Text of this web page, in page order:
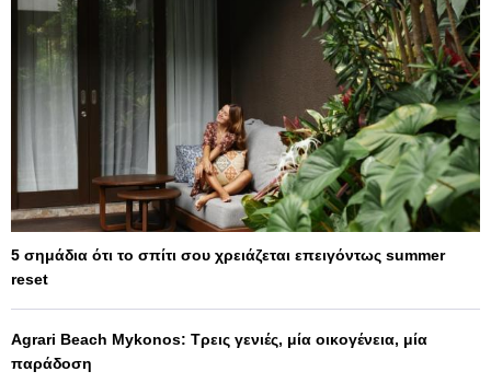
5 σημάδια ότι το σπίτι σου χρειάζεται επειγόντως summer
reset
Agrari Beach Mykonos: Τρεις γενιές, μία οικογένεια, μία
παράδοση